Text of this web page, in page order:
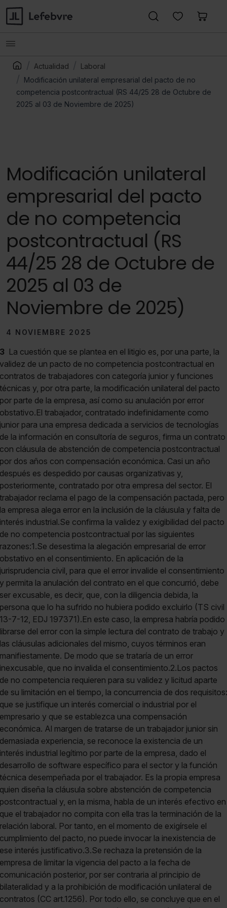
Actualidad
Laboral
Modificación unilateral empresarial del pacto de no
competencia postcontractual (RS 44/25 28 de Octubre de
2025 al 03 de Noviembre de 2025)
Modificación unilateral
empresarial del pacto
de no competencia
postcontractual (RS
44/25 28 de Octubre de
2025 al 03 de
Noviembre de 2025)
4 NOVIEMBRE 2025
3 La cuestión que se plantea en el litigio es, por una parte, la
validez de un pacto de no competencia postcontractual en
contratos de trabajadores con categoría junior y funciones
técnicas y, por otra parte, la modificación unilateral del pacto
por parte de la empresa, así como su anulación por error
obstativo.El trabajador, contratado indefinidamente como
junior para una empresa dedicada a servicios de tecnologías
de la información en consultoría de seguros, firma un contrato
con cláusula de abstención de competencia postcontractual
por dos años con compensación económica. Casi un año
después es despedido por causas organizativas y,
posteriormente, contratado por otra empresa del sector. El
trabajador reclama el pago de la compensación pactada, pero
la empresa alega error en la inclusión de la cláusula y falta de
interés industrial.Se confirma la validez y exigibilidad del pacto
de no competencia postcontractual por las siguientes
razones:1.Se desestima la alegación empresarial de error
obstativo en el consentimiento. En aplicación de la
jurisprudencia civil, para que el error invalide el consentimiento
y permita la anulación del contrato en el que concurrió, debe
ser excusable, es decir, que, con la diligencia debida, la
persona que lo ha sufrido no hubiera podido excluirlo (TS civil
13-7-12, EDJ 197371).En este caso, la empresa habría podido
librarse del error con la simple lectura del contrato de trabajo y
las cláusulas adicionales del mismo, cuyos términos eran
manifiestamente. De modo que se trataría de un error
inexcusable, que no invalida el consentimiento.2.Los pactos
de no competencia requieren para su validez y licitud aparte
de su limitación en el tiempo, la concurrencia de dos requisitos:
que se justifique un interés comercial o industrial por el
empresario y que se establezca una compensación
económica. Al margen de tratarse de un trabajador junior sin
demasiada experiencia, se reconoce la existencia de un
interés industrial legítimo por parte de la empresa, dado el
desarrollo de software específico para el sector y la función
técnica desempeñada por el trabajador. Es la propia empresa
quien diseña la cláusula sobre abstención de competencia
postcontractual y, en la misma, habla de un interés efectivo en
que el trabajador no compita con ella tras la terminación de la
relación laboral. Por tanto, en el momento de exigírsele el
cumplimiento del pacto, no puede invocar la inexistencia de
ese interés justificativo.3.Se rechaza la pretensión de la
empresa de limitar la vigencia del pacto a la fecha de
comunicación posterior, por ser contraria al principio de
bilateralidad y a la prohibición de modificación unilateral de
contratos (CC art.1256). Por todo ello, se concluye que en el